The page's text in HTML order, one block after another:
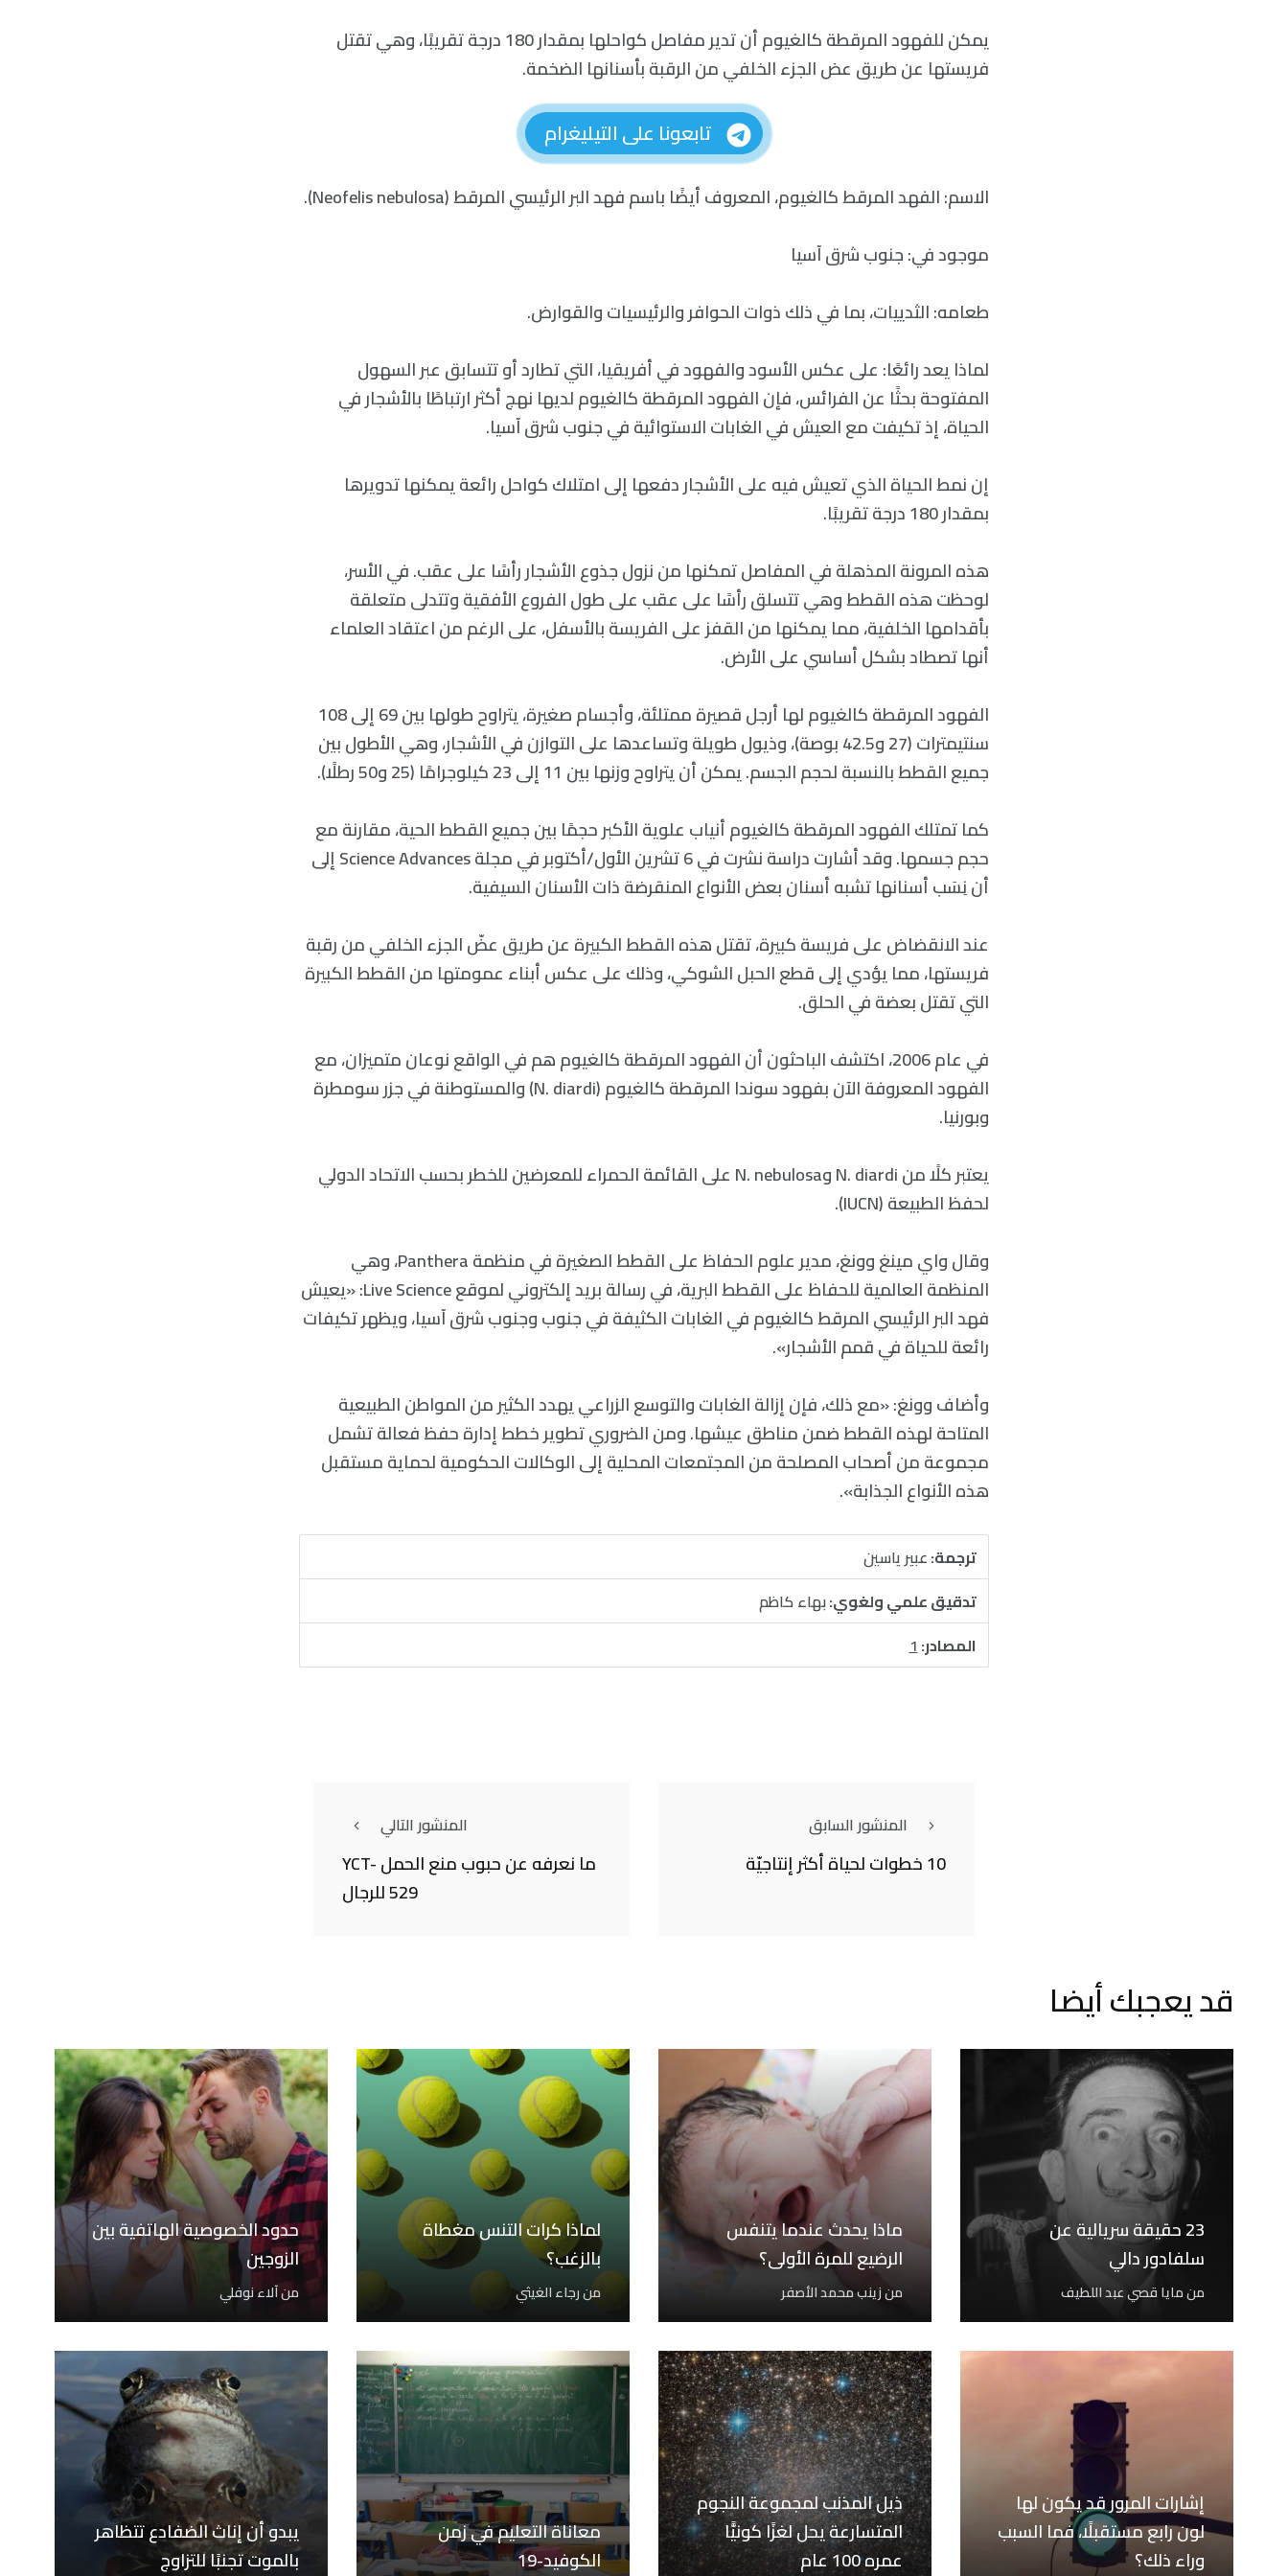
يمكن للفهود المرقطة كالغيوم أن تدير مفاصل كواحلها بمقدار 180 درجة تقريبًا، وهي تقتل
فريستها عن طريق عض الجزء الخلفي من الرقبة بأسنانها الضخمة.
تابعونا على التيليغرام
الاسم: الفهد المرقط كالغيوم، المعروف أيضًا باسم فهد البر الرئيسي المرقط (Neofelis nebulosa).
موجود في: جنوب شرق آسيا
طعامه: الثدييات، بما في ذلك ذوات الحوافر والرئيسيات والقوارض.
لماذا يعد رائعًا: على عكس الأسود والفهود في أفريقيا، التي تطارد أو تتسابق عبر السهول
المفتوحة بحثًا عن الفرائس، فإن الفهود المرقطة كالغيوم لديها نهج أكثر ارتباطًا بالأشجار في
الحياة، إذ تكيفت مع العيش في الغابات الاستوائية في جنوب شرق آسيا.
إن نمط الحياة الذي تعيش فيه على الأشجار دفعها إلى امتلاك كواحل رائعة يمكنها تدويرها
بمقدار 180 درجة تقريبًا.
هذه المرونة المذهلة في المفاصل تمكنها من نزول جذوع الأشجار رأسًا على عقب. في الأسر،
لوحظت هذه القطط وهي تتسلق رأسًا على عقب على طول الفروع الأفقية وتتدلى متعلقة
بأقدامها الخلفية، مما يمكنها من القفز على الفريسة بالأسفل، على الرغم من اعتقاد العلماء
أنها تصطاد بشكل أساسي على الأرض.
الفهود المرقطة كالغيوم لها أرجل قصيرة ممتلئة، وأجسام صغيرة، يتراوح طولها بين 69 إلى 108
سنتيمترات (27 و42.5 بوصة)، وذيول طويلة وتساعدها على التوازن في الأشجار، وهي الأطول بين
جميع القطط بالنسبة لحجم الجسم. يمكن أن يتراوح وزنها بين 11 إلى 23 كيلوجرامًا (25 و50 رطلًا).
كما تمتلك الفهود المرقطة كالغيوم أنياب علوية الأكبر حجمًا بين جميع القطط الحية، مقارنة مع
حجم جسمها. وقد أشارت دراسة نشرت في 6 تشرين الأول/أكتوبر في مجلة Science Advances إلى
أن نِسَب أسنانها تشبه أسنان بعض الأنواع المنقرضة ذات الأسنان السيفية.
عند الانقضاض على فريسة كبيرة، تقتل هذه القطط الكبيرة عن طريق عضّ الجزء الخلفي من رقبة
فريستها، مما يؤدي إلى قطع الحبل الشوكي، وذلك على عكس أبناء عمومتها من القطط الكبيرة
التي تقتل بعضة في الحلق.
في عام 2006، اكتشف الباحثون أن الفهود المرقطة كالغيوم هم في الواقع نوعان متميزان، مع
الفهود المعروفة الآن بفهود سوندا المرقطة كالغيوم (N. diardi) والمستوطنة في جزر سومطرة
وبورنيا.
يعتبر كلًا من N. diardi وN. nebulosa على القائمة الحمراء للمعرضين للخطر بحسب الاتحاد الدولي
لحفظ الطبيعة (IUCN).
وقال واي مينغ وونغ، مدير علوم الحفاظ على القطط الصغيرة في منظمة Panthera، وهي
المنظمة العالمية للحفاظ على القطط البرية، في رسالة بريد إلكتروني لموقع Live Science: «يعيش
فهد البر الرئيسي المرقط كالغيوم في الغابات الكثيفة في جنوب وجنوب شرق آسيا، ويظهر تكيفات
رائعة للحياة في قمم الأشجار».
وأضاف وونغ: «مع ذلك، فإن إزالة الغابات والتوسع الزراعي يهدد الكثير من المواطن الطبيعية
المتاحة لهذه القطط ضمن مناطق عيشها. ومن الضروري تطوير خطط إدارة حفظ فعالة تشمل
مجموعة من أصحاب المصلحة من المجتمعات المحلية إلى الوكالات الحكومية لحماية مستقبل
هذه الأنواع الجذابة».
ترجمة:عبير ياسين
تدقيق علمي ولغوي:بهاء كاظم
المصادر:1
المنشور السابق
10 خطوات لحياة أكثر إنتاجيّة
المنشور التالي
ما نعرفه عن حبوب منع الحمل YCT-
529 للرجال
قد يعجبك أيضا
23 حقيقة سريالية عن
سلفادور دالي
منمايا قصي عبد اللطيف
ماذا يحدث عندما يتنفس
الرضيع للمرة الأولى؟
منزينب محمد الأصفر
لماذا كرات التنس مغطاة
بالزغب؟
منرجاء الغيثي
حدود الخصوصية الهاتفية بين
الزوجين
منآلاء نوفلي
إشارات المرور قد يكون لها
لون رابع مستقبلًا، فما السبب
وراء ذلك؟
ذيل المذنب لمجموعة النجوم
المتسارعة يحل لغزًا كونيًّا
عمره 100 عام
معاناة التعليم في زمن
الكوفيد-19
يبدو أن إناث الضفادع تتظاهر
بالموت تجنبًا للتزاوج